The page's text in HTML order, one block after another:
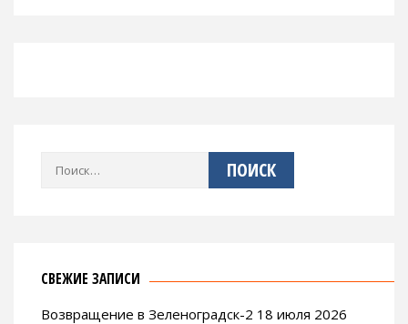
Найти:
СВЕЖИЕ ЗАПИСИ
Возвращение в Зеленоградск-2 18 июля 2026